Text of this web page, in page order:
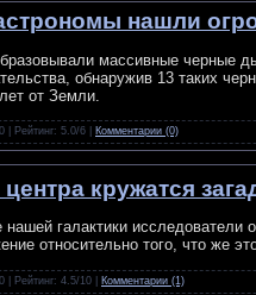
нашли
массивные черные
обнаружив 13 таких
от Земли.
| Рейтинг: 5.0/6 | Комментарии (0)
центра кружатся
нашей галактики
относительно того, что же
| Рейтинг: 4.5/10 | Комментарии (1)